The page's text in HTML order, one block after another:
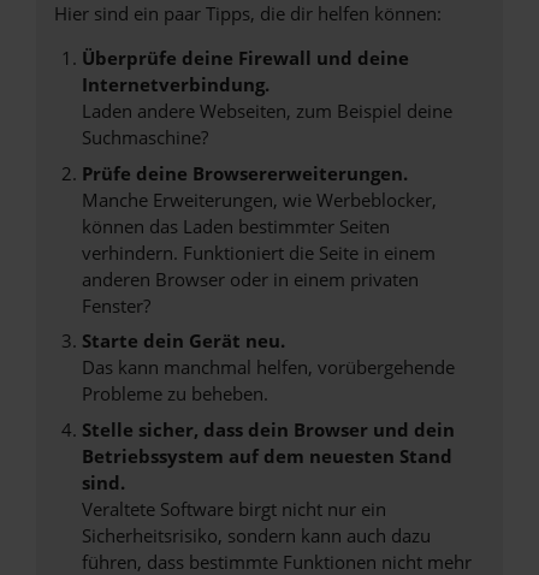
Hier sind ein paar Tipps, die dir helfen können:
Überprüfe deine Firewall und deine
Internetverbindung.
Laden andere Webseiten, zum Beispiel deine
Suchmaschine?
Prüfe deine Browsererweiterungen.
Manche Erweiterungen, wie Werbeblocker,
können das Laden bestimmter Seiten
verhindern. Funktioniert die Seite in einem
anderen Browser oder in einem privaten
Fenster?
Starte dein Gerät neu.
Das kann manchmal helfen, vorübergehende
Probleme zu beheben.
Stelle sicher, dass dein Browser und dein
Betriebssystem auf dem neuesten Stand
sind.
Veraltete Software birgt nicht nur ein
Sicherheitsrisiko, sondern kann auch dazu
führen, dass bestimmte Funktionen nicht mehr